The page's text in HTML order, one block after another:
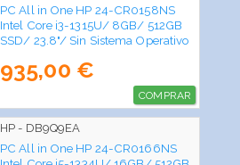
PC All in One HP 24-CR0158NS
Intel Core i3-1315U/ 8GB/ 512GB
SSD/ 23.8"/ Sin Sistema Operativo
935,00 €
COMPRAR
HP - DB9Q9EA
PC All in One HP 24-CR0166NS